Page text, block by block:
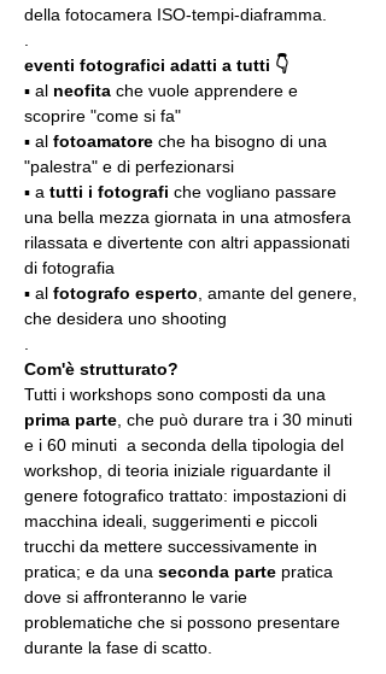
della fotocamera ISO-tempi-diaframma.
eventi fotografici adatti a tutti 👇
▪️ al neofita che vuole apprendere e
scoprire "come si fa"
▪️ al fotoamatore che ha bisogno di una
"palestra" e di perfezionarsi
▪️ a tutti i fotografi che vogliano passare
una bella mezza giornata in una atmosfera
rilassata e divertente con altri appassionati
di fotografia
▪️ al fotografo esperto , amante del genere,
che desidera uno shooting
Com'è strutturato?
Tutti i workshops sono composti da una
prima parte , che può durare tra i 30 minuti
e i 60 minuti  a seconda della tipologia del
workshop, di teoria iniziale riguardante il
genere fotografico trattato: impostazioni di
macchina ideali, suggerimenti e piccoli
trucchi da mettere successivamente in
pratica; e da una seconda parte pratica
dove si affronteranno le varie
problematiche che si possono presentare
durante la fase di scatto.